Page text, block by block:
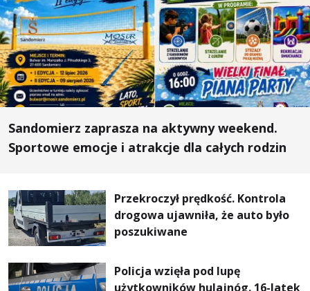
Sandomierz zaprasza na aktywny weekend.
Sportowe emocje i atrakcje dla całych rodzin
Przekroczył prędkość. Kontrola
drogowa ujawniła, że auto było
poszukiwane
Policja wzięła pod lupę
użytkowników hulajnóg. 16-latek